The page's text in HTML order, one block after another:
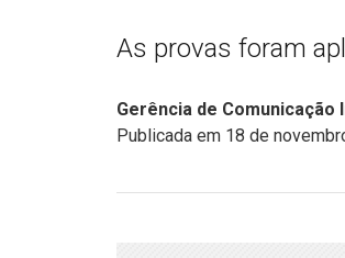
As provas foram
Gerência de Comunicação
Publicada em 18 de